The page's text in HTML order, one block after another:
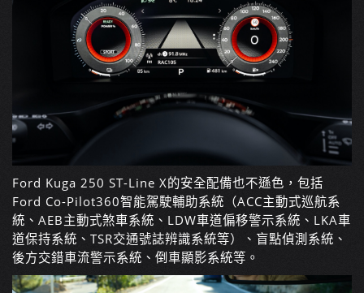
Ford Kuga 250 ST-Line X的安全配備也不遜色，包括
Ford Co-Pilot360智能駕駛輔助系統（ACC主動式巡航系
統、 AEB主動式煞車系統、 LDW車道偏移警示系統、 LKA車
道保持系統、 TSR交通號誌辨識系統等）、盲點偵測系統、
後方交錯車流警示系統、倒車顯影系統等。